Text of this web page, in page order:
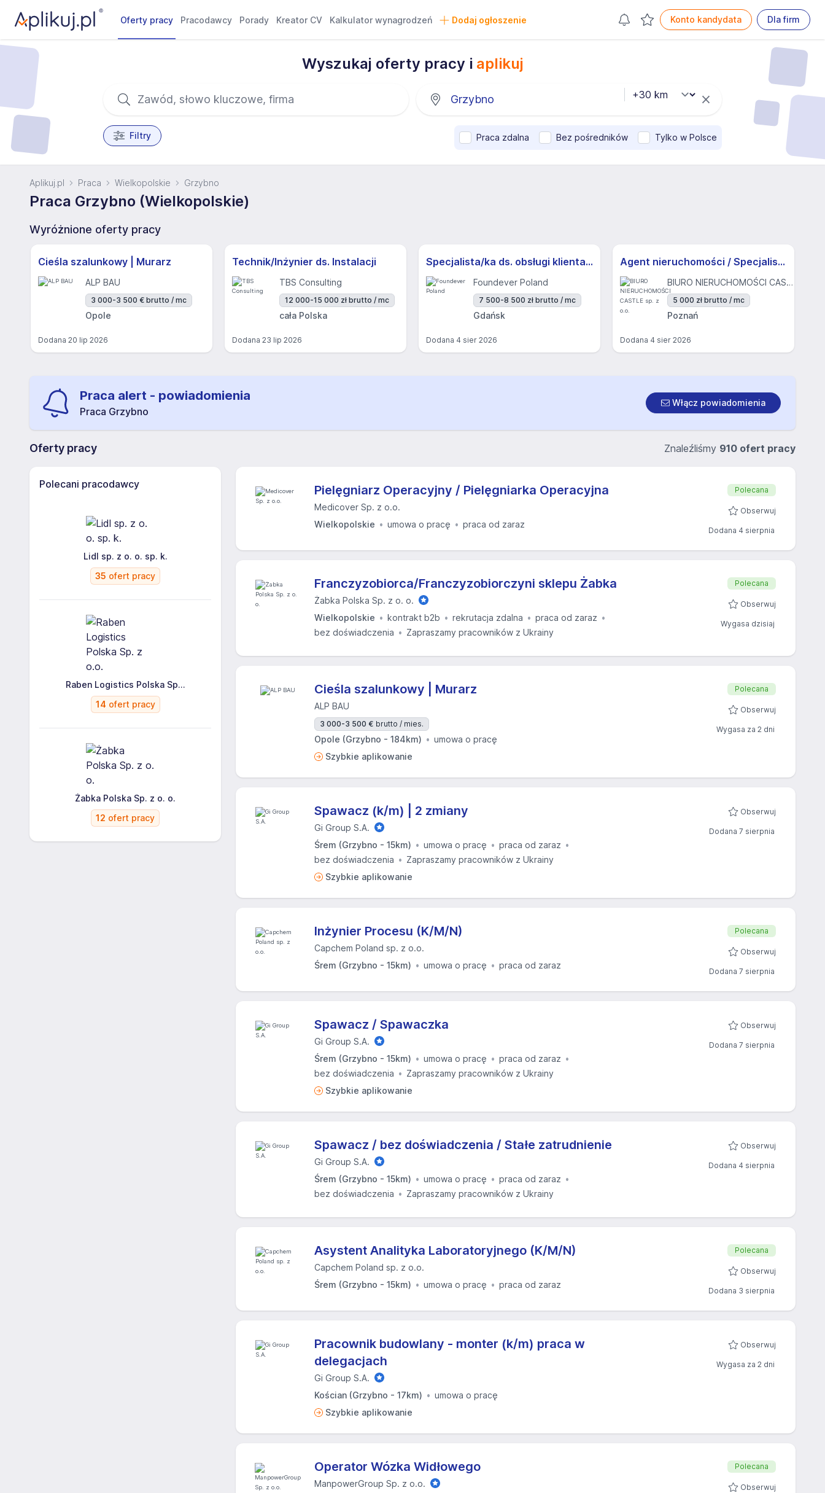
Oferty pracy Pracodawcy Porady Kreator CV Kalkulator wynagrodzeń Dodaj ogłoszenie Konto kandydata Dla firm
Wyszukaj oferty pracy i aplikuj
Filtry Praca zdalna Bez pośredników Tylko w Polsce
Aplikuj.pl Praca Wielkopolskie Grzybno
Praca Grzybno (Wielkopolskie)
Wyróżnione oferty pracy
Cieśla szalunkowy | Murarz
ALP BAU
3 000-3 500 € brutto / mc
Opole
Dodana 20 lip 2026
Technik/Inżynier ds. Instalacji
TBS Consulting
12 000-15 000 zł brutto / mc
cała Polska
Dodana 23 lip 2026
Specjalista/ka ds. obsługi klienta z j.niemieckim
Foundever Poland
7 500-8 500 zł brutto / mc
Gdańsk
Dodana 4 sier 2026
Agent nieruchomości / Specjalista ds. nieruchomości
BIURO NIERUCHOMOŚCI CASTLE sp. z o.o.
5 000 zł brutto / mc
Poznań
Dodana 4 sier 2026
Praca alert - powiadomienia
Praca Grzybno
Włącz powiadomienia
Oferty pracy Znaleźliśmy 910 ofert pracy
Polecani pracodawcy
Lidl sp. z o. o. sp. k.
35 ofert pracy
Raben Logistics Polska Sp...
14 ofert pracy
Żabka Polska Sp. z o. o.
12 ofert pracy
Pielęgniarz Operacyjny / Pielęgniarka Operacyjna
Medicover Sp. z o.o.
Wielkopolskie
umowa o pracę praca od zaraz
Polecana
Obserwuj
Dodana 4 sierpnia
Franczyzobiorca/Franczyzobiorczyni sklepu Żabka
Żabka Polska Sp. z o. o.
Wielkopolskie
kontrakt b2b rekrutacja zdalna
praca od zaraz
bez doświadczenia
Zapraszamy pracowników z Ukrainy
Polecana
Obserwuj
Wygasa dzisiaj
Cieśla szalunkowy | Murarz
ALP BAU
3 000-3 500 € brutto / mies.
Opole (Grzybno - 184km)
umowa o pracę
Szybkie aplikowanie
Polecana
Obserwuj
Wygasa za 2 dni
Spawacz (k/m) | 2 zmiany
Gi Group S.A.
Śrem (Grzybno - 15km)
umowa o pracę
praca od zaraz
bez doświadczenia
Zapraszamy pracowników z Ukrainy
Szybkie aplikowanie
Obserwuj
Dodana 7 sierpnia
Inżynier Procesu (K/M/N)
Capchem Poland sp. z o.o.
Śrem (Grzybno - 15km)
umowa o pracę praca od zaraz
Polecana
Obserwuj
Dodana 7 sierpnia
Spawacz / Spawaczka
Gi Group S.A.
Śrem (Grzybno - 15km)
umowa o pracę
praca od zaraz
bez doświadczenia
Zapraszamy pracowników z Ukrainy
Szybkie aplikowanie
Obserwuj
Dodana 7 sierpnia
Spawacz / bez doświadczenia / Stałe zatrudnienie
Gi Group S.A.
Śrem (Grzybno - 15km)
umowa o pracę
praca od zaraz
bez doświadczenia
Zapraszamy pracowników z Ukrainy
Obserwuj
Dodana 4 sierpnia
Asystent Analityka Laboratoryjnego (K/M/N)
Capchem Poland sp. z o.o.
Śrem (Grzybno - 15km)
umowa o pracę praca od zaraz
Polecana
Obserwuj
Dodana 3 sierpnia
Pracownik budowlany - monter (k/m) praca w
delegacjach
Gi Group S.A.
Kościan (Grzybno - 17km)
umowa o pracę
Szybkie aplikowanie
Obserwuj
Wygasa za 2 dni
Operator Wózka Widłowego
ManpowerGroup Sp. z o.o.
Polecana
Obserwuj